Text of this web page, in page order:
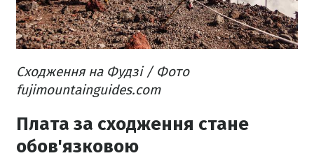
Сходження на Фудзі / Фото
fujimountainguides.com
Плата за сходження стане
обов'язковою